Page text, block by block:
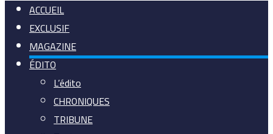
ACCUEIL
EXCLUSIF
MAGAZINE
ÉDITO
L’édito
CHRONIQUES
TRIBUNE